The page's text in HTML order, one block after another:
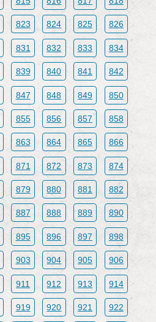
823 824 825 826
831 832 833 834
839 840 841 842
847 848 849 850
855 856 857 858
863 864 865 866
871 872 873 874
879 880 881 882
887 888 889 890
895 896 897 898
903 904 905 906
911 912 913 914
919 920 921 922